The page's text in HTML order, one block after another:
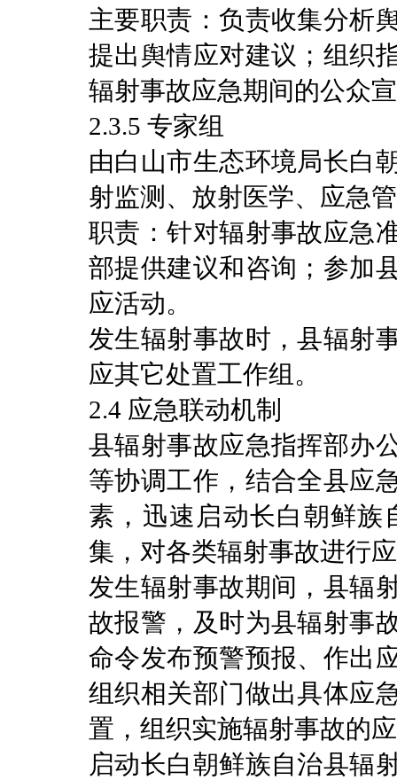
主要职责：负责收集分析
提出舆情应对建议；组织
辐射事故应急期间的公众
2.3.5 专家组
由白山市生态环境局长白
射监测、放射医学、应急
职责：针对辐射事故应急
部提供建议和咨询；参加
应活动。
发生辐射事故时，县辐射
应其它处置工作组。
2.4 应急联动机制
县辐射事故应急指挥部办
等协调工作，结合全县应
素，迅速启动长白朝鲜族
集，对各类辐射事故进行
发生辐射事故期间，县辐
故报警，及时为县辐射事
命令发布预警预报、作出
组织相关部门做出具体应
置，组织实施辐射事故的
启动长白朝鲜族自治县辐